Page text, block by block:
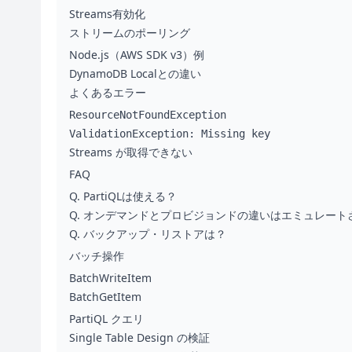
Streams有効化
ストリームのポーリング
Node.js（AWS SDK v3）例
DynamoDB Localとの違い
よくあるエラー
ResourceNotFoundException
ValidationException: Missing key
Streams が取得できない
FAQ
Q. PartiQLは使える？
Q. オンデマンドとプロビジョンドの違いはエミュレート
Q. バックアップ・リストアは？
バッチ操作
BatchWriteItem
BatchGetItem
PartiQL クエリ
Single Table Design の検証